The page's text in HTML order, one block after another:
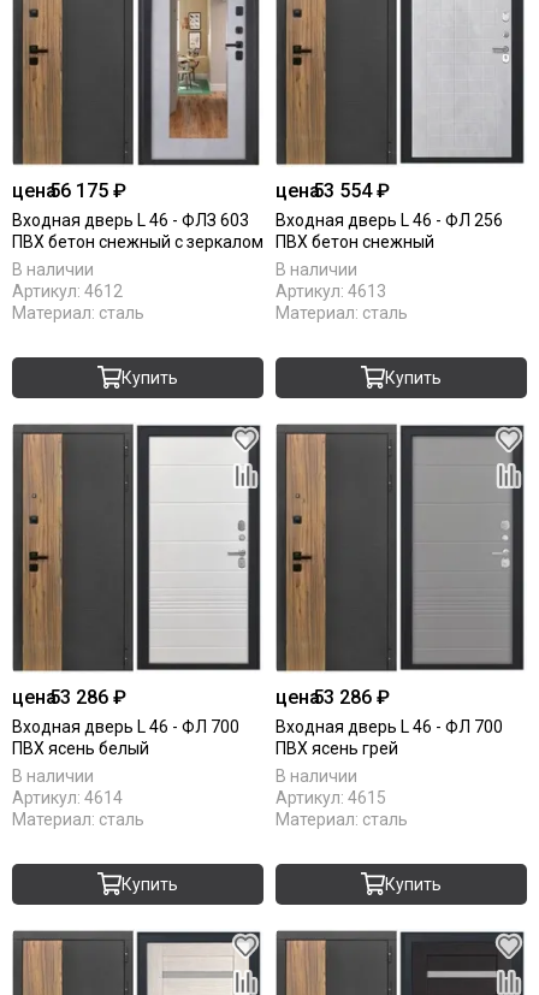
цена56 175 ₽
Входная дверь L 46 - ФЛЗ 603
ПВХ бетон снежный с зеркалом
В наличии
Артикул: 4612
Материал: сталь
Купить
цена53 554 ₽
Входная дверь L 46 - ФЛ 256
ПВХ бетон снежный
В наличии
Артикул: 4613
Материал: сталь
Купить
цена53 286 ₽
Входная дверь L 46 - ФЛ 700
ПВХ ясень белый
В наличии
Артикул: 4614
Материал: сталь
Купить
цена53 286 ₽
Входная дверь L 46 - ФЛ 700
ПВХ ясень грей
В наличии
Артикул: 4615
Материал: сталь
Купить